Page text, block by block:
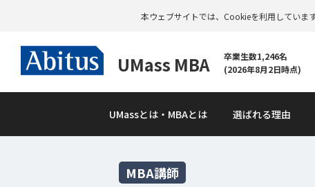
本ウェブサイトでは、Cookieを利用していま
UMass MBA
卒業生数1,246名
(2026年8月2日時点)
UMassとは・MBAとは 選ばれる理由
MBA講師